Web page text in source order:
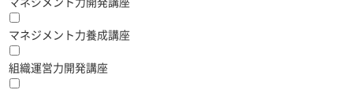
マネジメント力養成講座
組織運営力開発講座